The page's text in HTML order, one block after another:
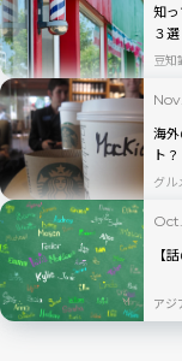
知
３選
豆知
海
ト？
グル
【
アジ